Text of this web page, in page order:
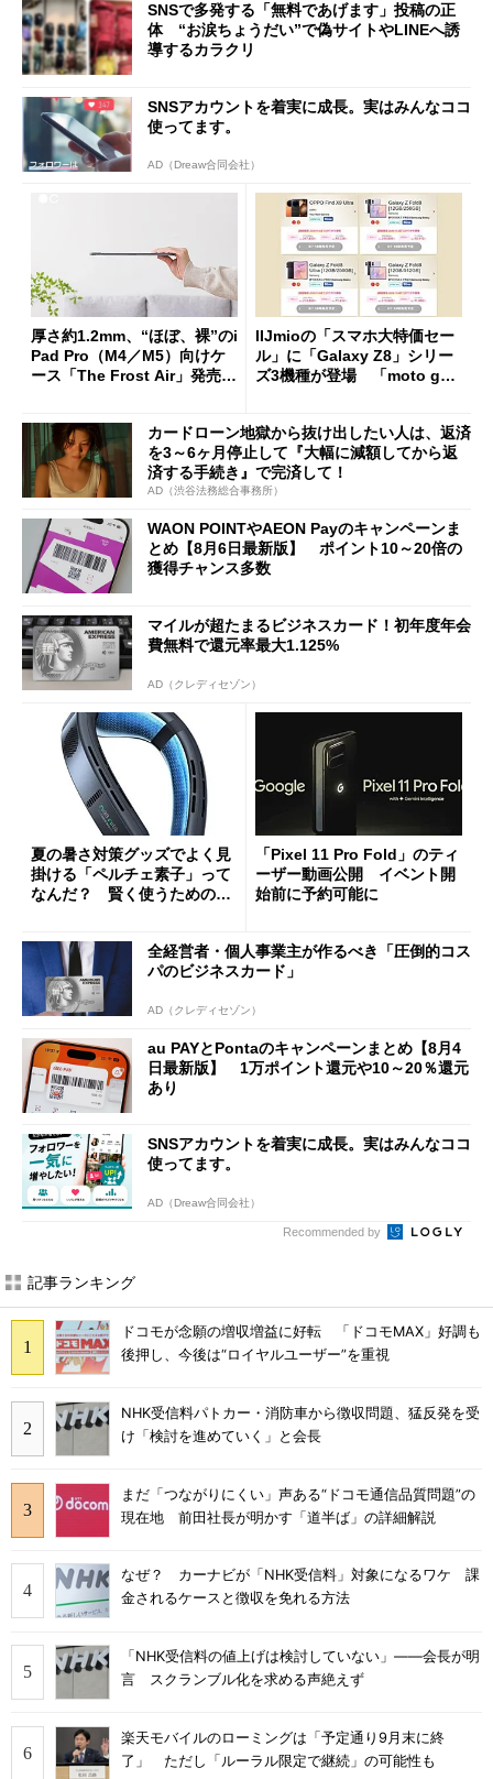
SNSで多発する「無料であげます」投稿の正
体 “お涙ちょうだい”で偽サイトやLINEへ誘
導するカラクリ
SNSアカウントを着実に成長。実はみんなココ
使ってます。
AD（Dreaw合同会社）
厚さ約1.2mm、“ほぼ、裸”のi
Pad Pro（M4／M5）向けケ
ース「The Frost Air」発売
IIJmioの「スマホ大特価セー
ル」に「Galaxy Z8」シリー
ズ3機種が登場 「moto g37
カードローン地獄から抜け出したい人は、返済
を3～6ヶ月停止して『大幅に減額してから返
済する手続き』で完済して！
AD（渋谷法務総合事務所）
WAON POINTやAEON Payのキャンペーンま
とめ【8月6日最新版】 ポイント10～20倍の
獲得チャンス多数
マイルが超たまるビジネスカード！初年度年会
費無料で還元率最大1.125%
AD（クレディセゾン）
夏の暑さ対策グッズでよく見
掛ける「ペルチェ素子」って
なんだ？ 賢く使うための注
「Pixel 11 Pro Fold」のティ
ーザー動画公開 イベント開
始前に予約可能に
全経営者・個人事業主が作るべき「圧倒的コス
パのビジネスカード」
AD（クレディセゾン）
au PAYとPontaのキャンペーンまとめ【8月4
日最新版】 1万ポイント還元や10～20％還元
あり
SNSアカウントを着実に成長。実はみんなココ
使ってます。
AD（Dreaw合同会社）
Recommended by
記事ランキング
ドコモが念願の増収増益に好転 「ドコモMAX」好調も
後押し、今後は“ロイヤルユーザー”を重視
NHK受信料パトカー・消防車から徴収問題、猛反発を受
け「検討を進めていく」と会長
まだ「つながりにくい」声ある“ドコモ通信品質問題”の
現在地 前田社長が明かす「道半ば」の詳細解説
なぜ？ カーナビが「NHK受信料」対象になるワケ 課
金されるケースと徴収を免れる方法
「NHK受信料の値上げは検討していない」――会長が明
言 スクランブル化を求める声絶えず
楽天モバイルのローミングは「予定通り9月末に終
了」 ただし「ルーラル限定で継続」の可能性も